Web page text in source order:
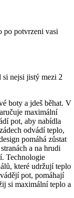
po potvrzeni vasi
si nejsi jistý mezi 2
boty a jdeš běhat. V
maximální
pot, aby nabídla
odvádí teplo,
pomáhá zůstat
a na hrudi
Technologie
které udržují teplo
pot, pomáhají
si maximální teplo a